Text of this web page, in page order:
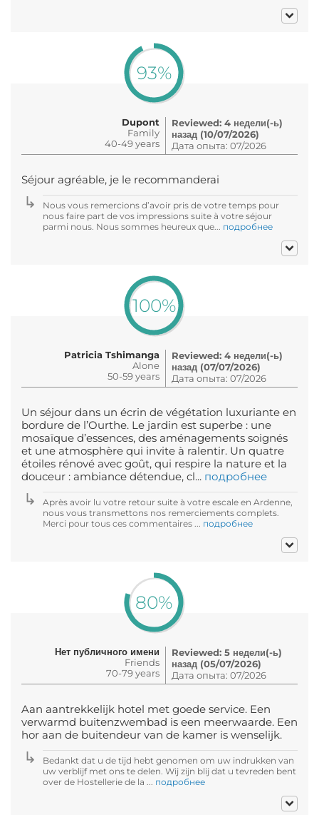
93%
Dupont
Family
40-49 years
Reviewed: 4 недели(-ь)
назад (10/07/2026)
Дата опыта: 07/2026
Séjour agréable, je le recommanderai
Nous vous remercions d’avoir pris de votre temps pour
nous faire part de vos impressions suite à votre séjour
parmi nous. Nous sommes heureux que... подробнее
100%
Patricia Tshimanga
Alone
50-59 years
Reviewed: 4 недели(-ь)
назад (07/07/2026)
Дата опыта: 07/2026
Un séjour dans un écrin de végétation luxuriante en
bordure de l’Ourthe. Le jardin est superbe : une
mosaïque d’essences, des aménagements soignés
et une atmosphère qui invite à ralentir. Un quatre
étoiles rénové avec goût, qui respire la nature et la
douceur : ambiance détendue, cl... подробнее
Après avoir lu votre retour suite à votre escale en Ardenne,
nous vous transmettons nos remerciements complets.
Merci pour tous ces commentaires ... подробнее
80%
Нет публичного имени
Friends
70-79 years
Reviewed: 5 недели(-ь)
назад (05/07/2026)
Дата опыта: 07/2026
Aan aantrekkelijk hotel met goede service. Een
verwarmd buitenzwembad is een meerwaarde. Een
hor aan de buitendeur van de kamer is wenselijk.
Bedankt dat u de tijd hebt genomen om uw indrukken van
uw verblijf met ons te delen. Wij zijn blij dat u tevreden bent
over de Hostellerie de la ... подробнее